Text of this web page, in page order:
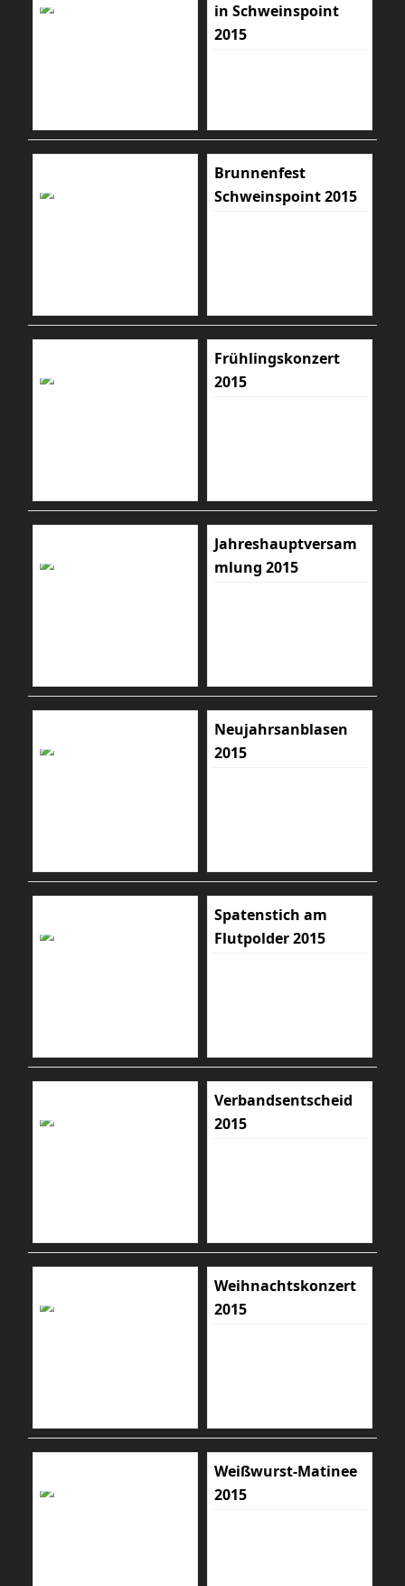
in Schweinspoint
2015
Brunnenfest
Schweinspoint 2015
Frühlingskonzert
2015
Jahreshauptversam
mlung 2015
Neujahrsanblasen
2015
Spatenstich am
Flutpolder 2015
Verbandsentscheid
2015
Weihnachtskonzert
2015
Weißwurst-Matinee
2015